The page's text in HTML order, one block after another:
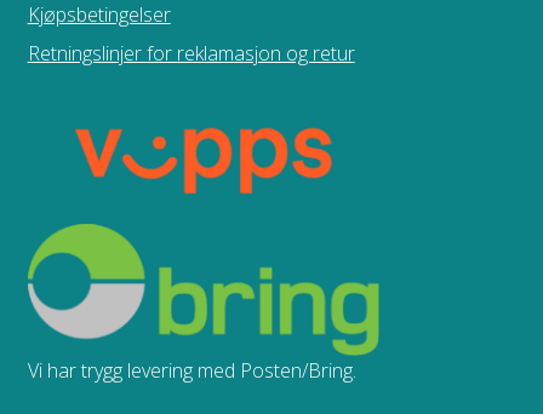
Kjøpsbetingelser
Retningslinjer for reklamasjon og retur
Vi har trygg levering med Posten/Bring.